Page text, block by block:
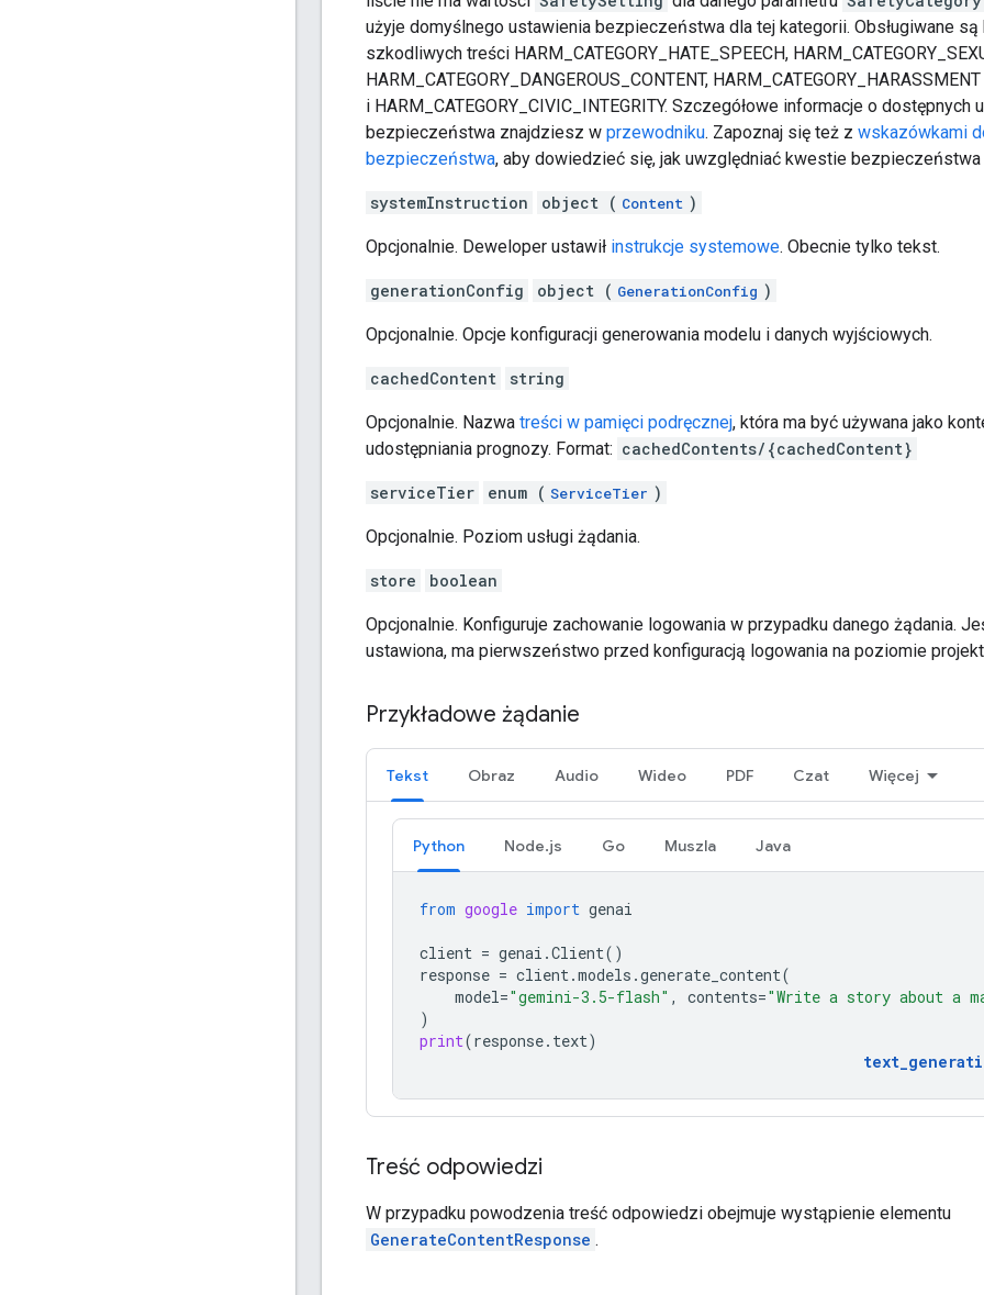
użyje domyślnego ustawienia bezpieczeństwa dla tej kategorii. Obsługiwane
szkodliwych treści HARM_CATEGORY_HATE_SPEECH,
HARM_CATEGORY_DANGEROUS_CONTENT, HARM_CATEGORY_HARASSMENT
i HARM_CATEGORY_CIVIC_INTEGRITY. Szczegółowe informacje o dostępnych
bezpieczeństwa znajdziesz w przewodniku. Zapoznaj się też z wskazówkami
bezpieczeństwa, aby dowiedzieć się, jak uwzględniać kwestie bezpieczeństwa
systemInstruction object ( Content )
Opcjonalnie. Deweloper ustawił instrukcje systemowe. Obecnie tylko tekst.
generationConfig object ( GenerationConfig )
Opcjonalnie. Opcje konfiguracji generowania modelu i danych wyjściowych.
cachedContent string
Opcjonalnie. Nazwa treści w pamięci podręcznej, która ma być używana jako
udostępniania prognozy. Format: cachedContents/{cachedContent}
serviceTier enum ( ServiceTier )
Opcjonalnie. Poziom usługi żądania.
store boolean
Opcjonalnie. Konfiguruje zachowanie logowania w przypadku danego żądania.
ustawiona, ma pierwszeństwo przed konfiguracją logowania na poziomie
Przykładowe żądanie
Tekst Obraz Audio Wideo PDF Czat Więcej
Python Node.js Go Muszla Java
from google import genai
client = genai .Client()
response = client.models .generate_content(
model="gemini-3.5-flash" , contents="Write a story about a
)
print(response. text)
Treść odpowiedzi
W przypadku powodzenia treść odpowiedzi obejmuje wystąpienie elementu
GenerateContentResponse .